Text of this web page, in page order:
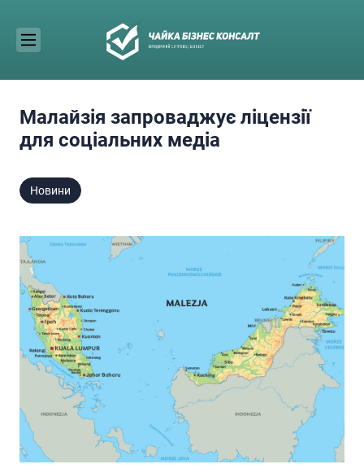
content
Малайзія запроваджує ліцензії
для соціальних медіа
Новини